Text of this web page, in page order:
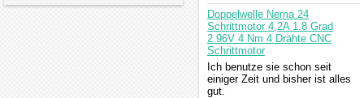
Doppelwelle Nema 24
Schrittmotor 4,2A 1.8 Grad
2.96V 4 Nm 4 Drähte CNC
Schrittmotor
Ich benutze sie schon seit
einiger Zeit und bisher ist alles
gut.